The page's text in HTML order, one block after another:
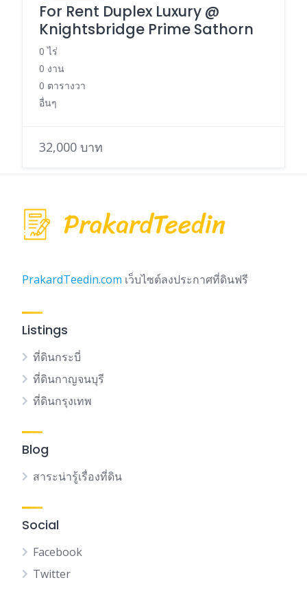
For Rent Duplex Luxury @
Knightsbridge Prime Sathorn
0 ไร่
0 งาน
0 ตารางวา
อื่นๆ
32,000 บาท
PrakardTeedin.com เว็บไซต์ลงประกาศที่ดินฟรี
Listings
ที่ดินกระบี่
ที่ดินกาญจนบุรี
ที่ดินกรุงเทพ
Blog
สาระน่ารู้เรื่องที่ดิน
Social
Facebook
Twitter